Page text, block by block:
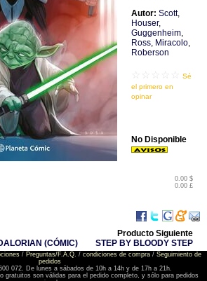
Autor: Scott,
Houser,
Guggenheim,
Ross, Miracolo,
Roberson
Sé
el primero en
opinar
0.00 $
0.00 £
No Disponible
(CÓMIC)
Producto Siguiente
STEP BY BLOODY STEP
/ Preguntas/F.A.Q. / condiciones de compra/ Seguimiento de
pedidos
072. De lunes a sábados de 10h a 14h y de 17h a 21h.
gratuitos son válidas para el pedido completo, y sólo para pedidos